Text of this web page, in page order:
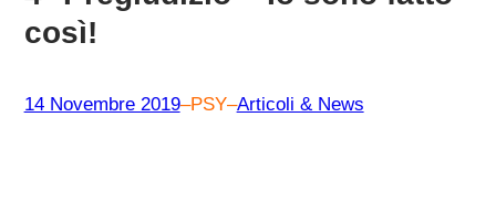
così!
14 Novembre 2019–PSY–Articoli & News